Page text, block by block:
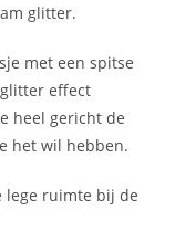
glitter.
met een spitse
effect
heel gericht de
het wil hebben.
lege ruimte bij de